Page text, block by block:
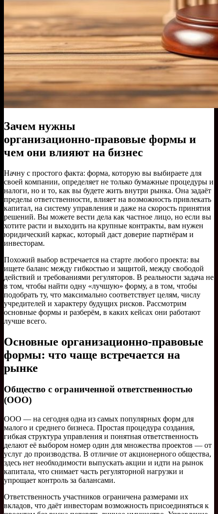
Зачем нужны
организационно‑правовые формы и
чем они влияют на бизнес
Начну с простого факта: форма, которую вы выбираете для
своей компании, определяет не только бумажные процедуры и
налоги, но и то, как вы будете жить внутри рынка. Она задаёт
пределы ответственности, влияет на возможность привлекать
капитал, на систему управления и даже на скорость принятия
решений. Вы можете вести дела как частное лицо, но если вы
хотите расти и выходить на крупные контракты, вам нужен
юридический каркас, который даст доверие партнёрам и
инвесторам.
Похожий выбор встречается на старте любого проекта: вы
ищете баланс между гибкостью и защитой, между свободой
действий и требованиями регуляторов. В реальности задача не
в том, чтобы найти одну «лучшую» форму, а в том, чтобы
подобрать ту, что максимально соответствует целям, числу
учредителей и характеру будущих рисков. Рассмотрим
основные формы и разберём, в каких кейсах они работают
лучше всего.
Основные организационно‑правовые
формы: что чаще встречается на
рынке
Общество с ограниченной ответственностью
(ООО)
ООО — на сегодня одна из самых популярных форм для
малого и среднего бизнеса. Простая процедура создания,
гибкая структура управления и понятная ответственность
делают её выбором номер один для множества проектов — от
услуг до производства. В отличие от акционерного общества,
здесь нет необходимости выпускать акции и идти на рынок
капитала, что снимает часть регуляторной нагрузки и
упрощает контроль за балансами.
Ответственность участников ограничена размерами их
вкладов, что даёт инвесторам возможность присоединяться к